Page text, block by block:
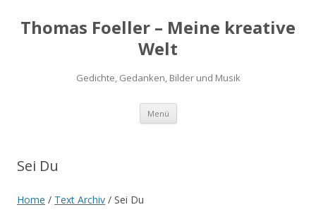
Thomas Foeller – Meine kreative
Welt
Gedichte, Gedanken, Bilder und Musik
Menü Zum
springen
Sei Du
Home / Text Archiv / Sei Du